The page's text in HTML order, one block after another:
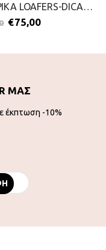
ΑΝΔΡΙΚΑ LOAFERS-DICAS-2311-0089-ΜΑΥΡΟ
€75,00
ΜΑΣ
έκπτωση -10%